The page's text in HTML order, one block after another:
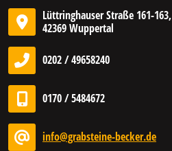
Lüttringhauser Straße 161-163,
42369 Wuppertal
0202 / 49658240
0170 / 5484672
info@grabsteine-becker.de